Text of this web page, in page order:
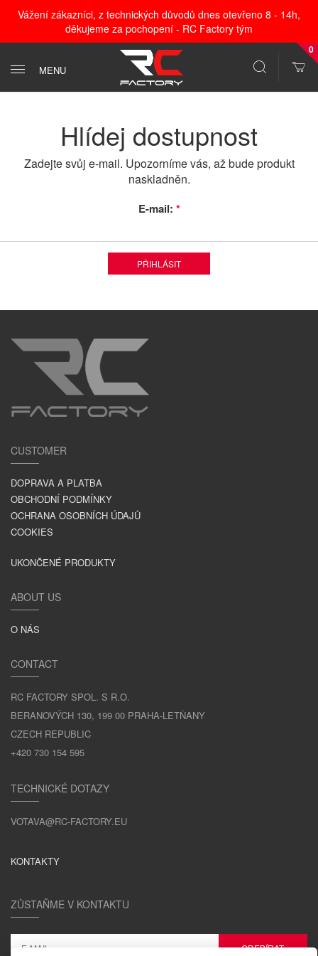
Vážení zákazníci, z technických důvodů dnes otevřeno 8 - 14h,
děkujeme za pochopení - RC Factory tým
MENU
0
Hlídej dostupnost
Zadejte svůj e-mail. Upozorníme vás, až bude produkt
naskladněn.
E-mail: *
CUSTOMER
DOPRAVA A PLATBA
OBCHODNÍ PODMÍNKY
OCHRANA OSOBNÍCH ÚDAJŮ
COOKIES
UKONČENÉ PRODUKTY
ABOUT US
O NÁS
CONTACT
RC FACTORY SPOL. S R.O.
BERANOVÝCH 130, 199 00 PRAHA-LETŇANY
CZECH REPUBLIC
+420 730 154 595
TECHNICKÉ DOTAZY
VOTAVA@RC-FACTORY.EU
KONTAKTY
ZŮSTAŇME V KONTAKTU